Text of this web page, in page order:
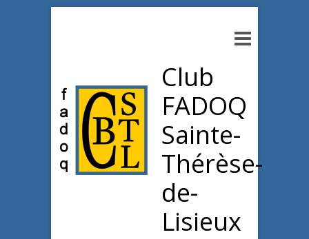
Club
FADOQ
Sainte-
Thérèse-
de-
Lisieux